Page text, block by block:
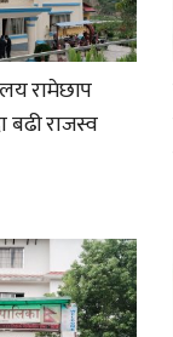
रामेछाप
बढी राजस्व